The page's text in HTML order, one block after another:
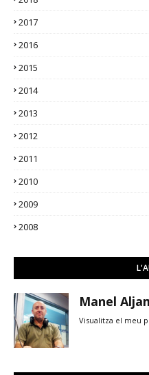
2017
2016
2015
2014
2013
2012
2011
2010
2009
2008
Manel
Visualitza el meu